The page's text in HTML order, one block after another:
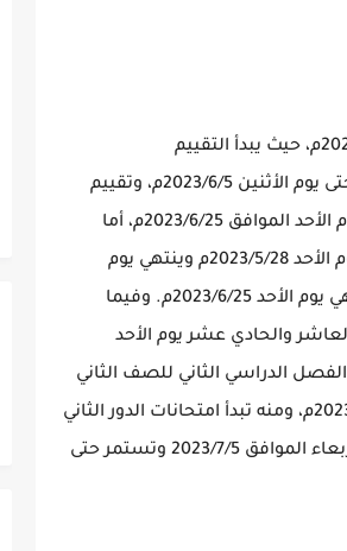
حددت وزارة التربية مواعيد امتحانات الفصل الدراسي الثاني للعام 2023/2022م، حيث يبدأ التقييم
النهائيةللمتغيبين بعذر مقبول في الفصل الثاني من الأحد 2023/5/28م وحتى يوم الأثنين 2023/6/5م، وتقييم
تحديد المستوى لصفوف المرحلة الإبتدائية من الأحد 2023/6/18م، وحتى يوم الأحد الموافق 2023/6/25م، أما
بالنسبة للمرحلة المتوسطة فيبدأ امتحان نهاية الفصل الدراسي الثاني يوم الأحد 2023/5/28م وينتهي يوم
الإثنين 2023/6/5م، وتبدأ امتحانات الدور الثاني يوم الأحد 2023/6/18م، وتنتهي يوم الأحد 2023/6/25م. وفيما
والحادي عشر يوم الأحد
لامتحان نهاية الفصل الدراسي الثاني للصف الثاني
عشر فيبدأ يوم الأحد بتاريخ 2023/6/11م، ويستمر حتى يوم الخميس 2023/6/22م، ومنه تبدأ امتحانات الدور الثاني
لصفوف النقل ولشهادة الثانوية العامة بقسميها العلمي والأدبي يوم الأربعاء الموافق 2023/7/5 وتستمر حتى